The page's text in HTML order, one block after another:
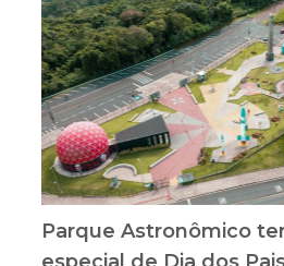
Parque Astronômico